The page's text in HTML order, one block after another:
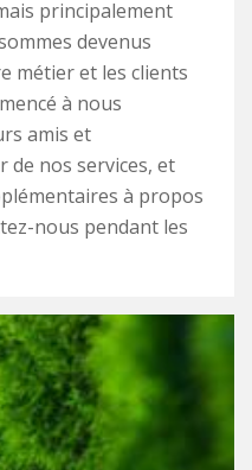
principalement
devenus
métier et les clients
à nous
amis et
de nos services, et
à propos
nous pendant les